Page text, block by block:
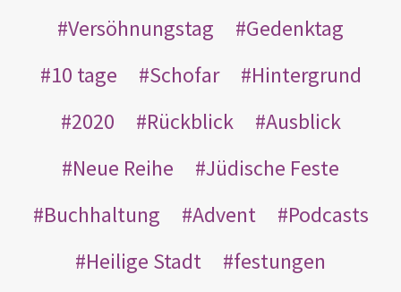
Versöhnungstag
Gedenktag
10 tage
Schofar
Hintergrund
2020
Rückblick
Ausblick
Neue Reihe
Jüdische Feste
Buchhaltung
Advent
Podcasts
Heilige Stadt
festungen